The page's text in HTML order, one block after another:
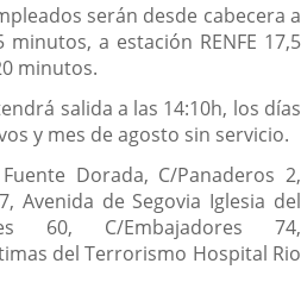
serán desde cabecera a
a estación RENFE 17,5
minutos.
salida a las 14:10h, los días
y mes de agosto sin servicio.
Dorada, C/Panaderos 2,
Avenida de Segovia Iglesia del
60, C/Embajadores 74,
del Terrorismo Hospital Rio